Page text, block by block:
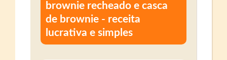
brownie recheado e casca
de brownie - receita
lucrativa e simples